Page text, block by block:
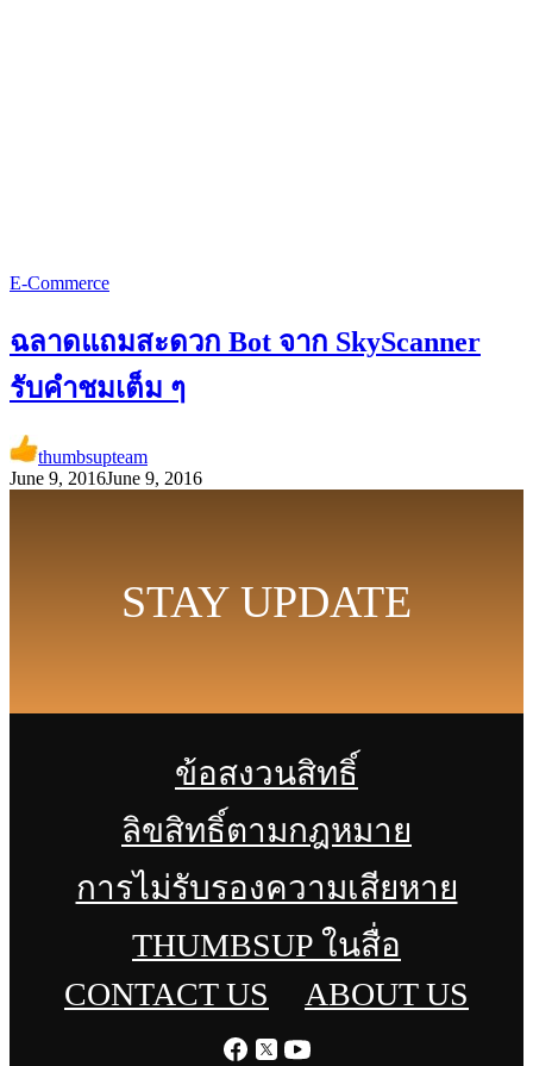
E-Commerce
ฉลาดแถมสะดวก Bot จาก SkyScanner
รับคำชมเต็ม ๆ
thumbsupteam
June 9, 2016June 9, 2016
STAY UPDATE
ข้อสงวนสิทธิ์
ลิขสิทธิ์ตามกฎหมาย
การไม่รับรองความเสียหาย
THUMBSUP ในสื่อ
CONTACT US
ABOUT US